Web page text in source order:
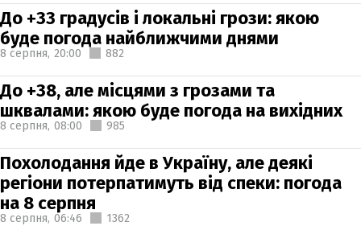
До +33 градусів і локальні грози: якою
буде погода найближчими днями
8 серпня, 20:00 882
До +38, але місцями з грозами та
шквалами: якою буде погода на вихідних
8 серпня, 08:00 985
Похолодання йде в Україну, але деякі
регіони потерпатимуть від спеки: погода
на 8 серпня
8 серпня, 06:46 1362